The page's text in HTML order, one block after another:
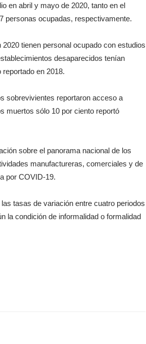
en abril y mayo de 2020, tanto en el
personas ocupadas, respectivamente.
tienen personal ocupado con estudios
desaparecidos tenían
en 2018.
sobrevivientes reportaron acceso a
muertos sólo 10 por ciento reportó
sobre el panorama nacional de los
manufactureras, comerciales y de
por COVID-19.
tasas de variación entre cuatro periodos
la condición de informalidad o formalidad